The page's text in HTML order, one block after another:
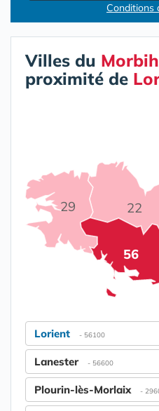
Conditions
Villes du
proximité de
22
29
56
Lorient - 56100
Lanester - 56600
Plourin-lès-Morlaix -